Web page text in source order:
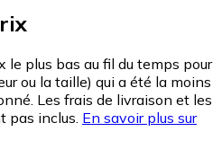
le plus bas au fil du temps pour
ou la taille) qui a été la moins
Les frais de livraison et les
pas inclus. En savoir plus sur